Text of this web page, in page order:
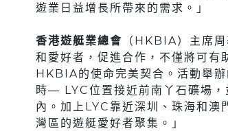
遊業日益增長所帶來的需求。」
香港遊艇業總會 （HKBIA）主席
和愛好者，促進合作，不僅將可有
HKBIA的使命完美契合。活動舉
時— LYC位置接近前南丫石礦場
內。加上LYC靠近深圳、珠海和澳
灣區的遊艇愛好者聚集。」